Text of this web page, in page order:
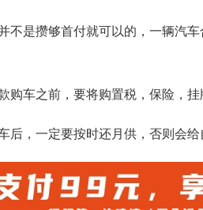
不是攒够首付就可以的，一辆汽
购车之前，要将购置税，保险，挂
后，一定要按时还月供，否则会给